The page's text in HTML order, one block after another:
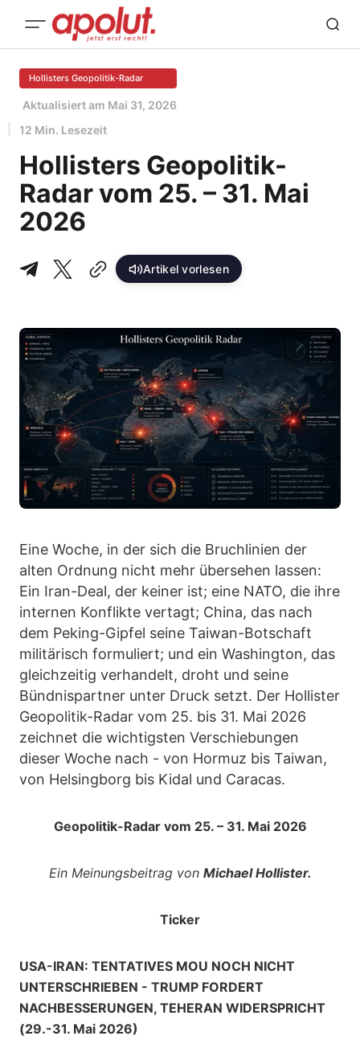
Hollisters Geopolitik-Radar
Aktualisiert am Mai 31, 2026
12 Min. Lesezeit
Hollisters Geopolitik-
Radar vom 25. – 31. Mai
2026
Artikel vorlesen
Eine Woche, in der sich die Bruchlinien der
alten Ordnung nicht mehr übersehen lassen:
Ein Iran-Deal, der keiner ist; eine NATO, die ihre
internen Konflikte vertagt; China, das nach
dem Peking-Gipfel seine Taiwan-Botschaft
militärisch formuliert; und ein Washington, das
gleichzeitig verhandelt, droht und seine
Bündnispartner unter Druck setzt. Der Hollister
Geopolitik-Radar vom 25. bis 31. Mai 2026
zeichnet die wichtigsten Verschiebungen
dieser Woche nach - von Hormuz bis Taiwan,
von Helsingborg bis Kidal und Caracas.
Geopolitik-Radar vom 25. – 31. Mai 2026
Ein Meinungsbeitrag von Michael Hollister.
Ticker
USA-IRAN: TENTATIVES MOU NOCH NICHT
UNTERSCHRIEBEN - TRUMP FORDERT
NACHBESSERUNGEN, TEHERAN WIDERSPRICHT
(29.-31. Mai 2026)